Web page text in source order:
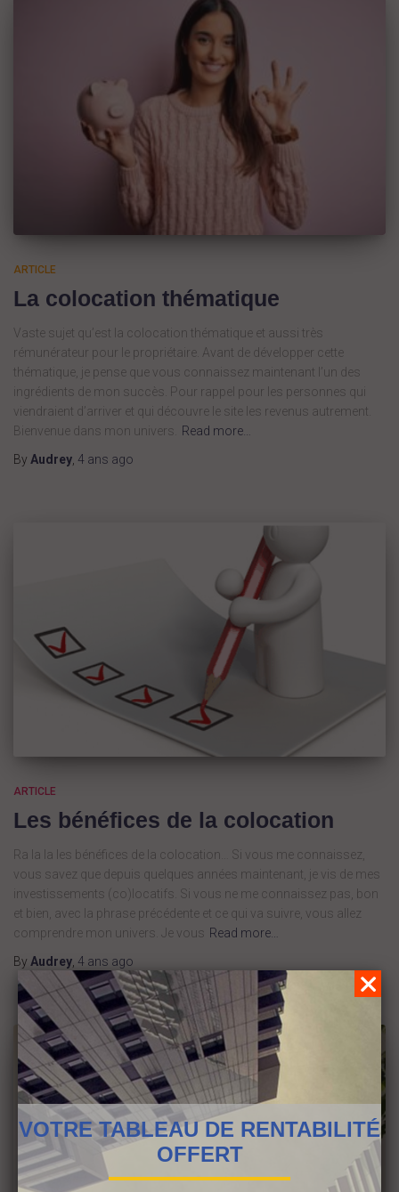
ARTICLE
La colocation thématique
Vaste sujet qu’est la colocation thématique et aussi très
rémunérateur pour le propriétaire. Avant de développer cette
thématique, je pense que vous connaissez maintenant l’un des
ingrédients de mon succès. Pour rappel pour les personnes qui
viendraient d’arriver et qui découvre le site les revenus autrement.
Bienvenue dans mon univers.
Read more…
By Audrey 4 ans ago
ARTICLE
Les bénéfices de la colocation
Ra la la les bénéfices de la colocation… Si vous me connaissez,
vous savez que depuis quelques années maintenant, je vis de mes
investissements (co)locatifs. Si vous ne me connaissez pas, bon
et bien, avec la phrase précédente et ce qui va suivre, vous allez
comprendre mon univers. Je vous Read more…
By Audrey, 4 ans ago
VOTRE TABLEAU DE RENTABILITÉ
OFFERT